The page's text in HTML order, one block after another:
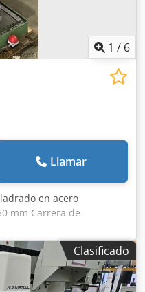
1 / 6
Llamar
en acero
mm Carrera de
4 Rango de velocidad
720 x 560 mm Credpfx
total 3,4 kW Peso
2300 mm Equipo: -
de refrigeración -
Clasificado